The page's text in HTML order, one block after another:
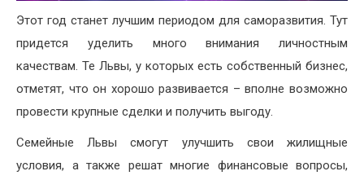
Этот год станет лучшим периодом для саморазвития. Тут
придется уделить много внимания личностным
качествам. Те Львы, у которых есть собственный бизнес,
отметят, что он хорошо развивается – вполне возможно
провести крупные сделки и получить выгоду.
Семейные Львы смогут улучшить свои жилищные
условия, а также решат многие финансовые вопросы,